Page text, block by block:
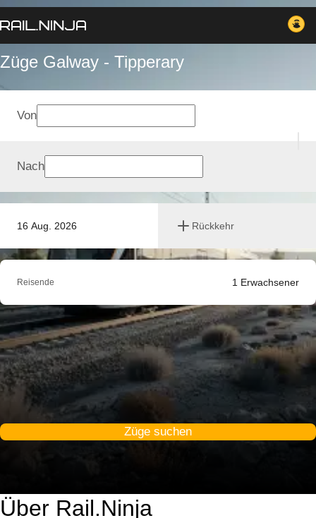
Züge Galway - Tipperary
16 Aug. 2026 Rückkehr
Von
Nach
Reisende 1 Erwachsener
Züge suchen
Über Rail.Ninja